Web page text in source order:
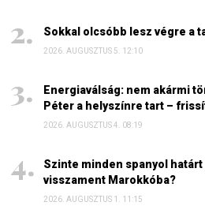
Sokkal olcsóbb lesz végre a
2026. AUGUSZTUS 5. 12:10
Energiaválság: nem akármi
Péter a helyszínre tart –
2026. AUGUSZTUS 4. 08:19
Szinte minden spanyol
visszament Marokkóba?
2026. AUGUSZTUS 1. 11:15